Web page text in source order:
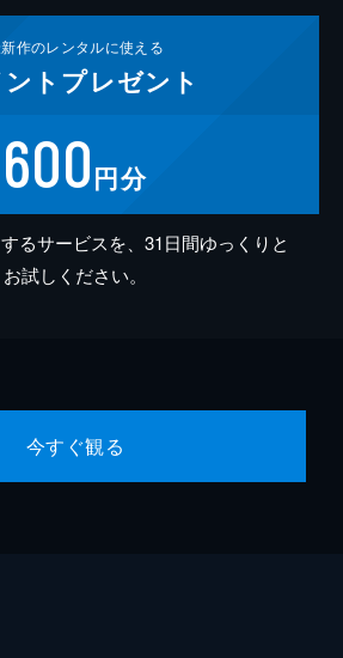
作のレンタルに使える
ト プレゼント
600円分
るサービスを、31日間ゆっくりと
お試しください。
今すぐ観る